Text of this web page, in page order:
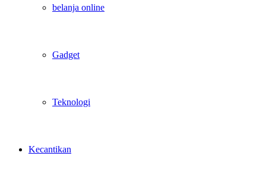
belanja online
Gadget
Teknologi
Kecantikan